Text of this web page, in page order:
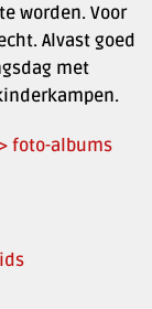
worden. Voor
Alvast goed
met
foto-albums